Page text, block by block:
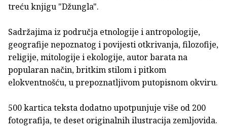
treću knjigu "Džungla".
Sadržajima iz područja etnologije i antropologije,
geografije nepoznatog i povijesti otkrivanja, filozofije,
religije, mitologije i ekologije, autor barata na
popularan način, britkim stilom i pitkom
elokventnošću, u prepoznatljivom putopisnom okviru.
500 kartica teksta dodatno upotpunjuje više od 200
fotografija, te deset originalnih ilustracija zemljovida.